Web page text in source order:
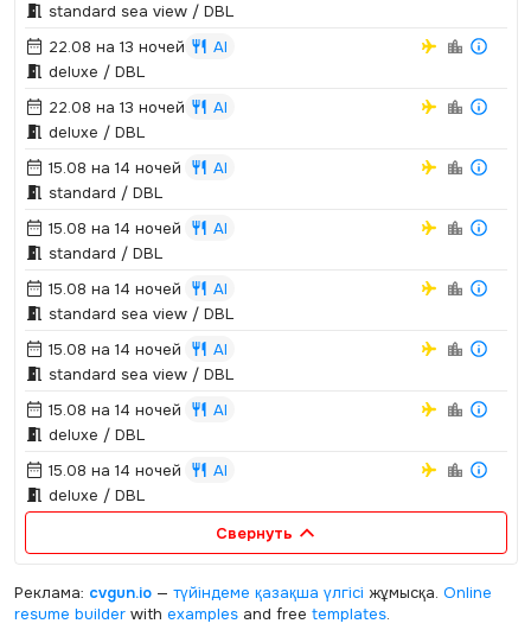
standard sea view / DBL
22.08 на 13 ночей
AI
deluxe / DBL
22.08 на 13 ночей
AI
deluxe / DBL
15.08 на 14 ночей
AI
standard / DBL
15.08 на 14 ночей
AI
standard / DBL
15.08 на 14 ночей
AI
standard sea view / DBL
15.08 на 14 ночей
AI
standard sea view / DBL
15.08 на 14 ночей
AI
deluxe / DBL
15.08 на 14 ночей
AI
deluxe / DBL
Свернуть
Реклама: cvgun.io— түйіндеме қазақша үлгісі жұмысқа. Online
resume builderwith examplesand free templates.